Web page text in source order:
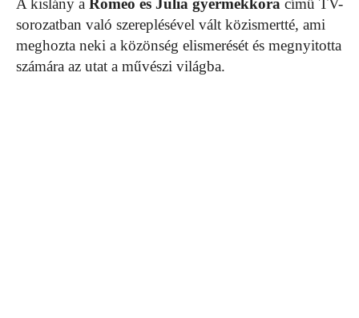
sorozatban való szereplésével vált közismertté, ami
meghozta neki a közönség elismerését és megnyitotta
számára az utat a művészi világba.